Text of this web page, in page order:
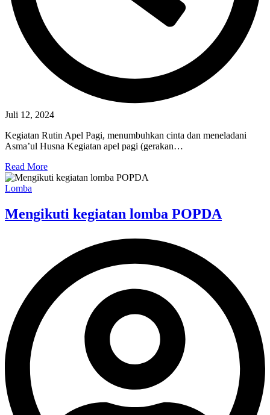
Juli 12, 2024
Kegiatan Rutin Apel Pagi, menumbuhkan cinta dan meneladani
Asma’ul Husna Kegiatan apel pagi (gerakan…
Read More
Lomba
Mengikuti kegiatan lomba POPDA